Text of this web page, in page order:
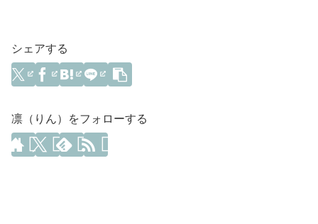
シェアする
凛（りん）をフォローする